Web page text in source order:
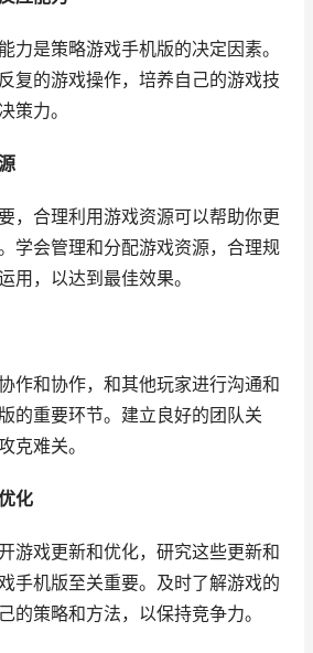
力是策略游戏手机版的决定因素。
复的游戏操作，培养自己的游戏技
策力。
，合理利用游戏资源可以帮助你更
学会管理和分配游戏资源，合理规
用，以达到最佳效果。
作和协作，和其他玩家进行沟通和
的重要环节。建立良好的团队关
克难关。
化
游戏更新和优化，研究这些更新和
手机版至关重要。及时了解游戏的
的策略和方法，以保持竞争力。